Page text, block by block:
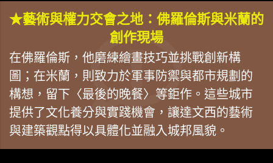
★藝術與權力交會之地：佛羅倫斯與米蘭的
創作現場
在佛羅倫斯，他磨練繪畫技巧並挑戰創新構
圖；在米蘭，則致力於軍事防禦與都市規劃的
構想，留下〈最後的晚餐〉等鉅作。這些城市
提供了文化養分與實踐機會，讓達文西的藝術
與建築觀點得以具體化並融入城邦風貌。